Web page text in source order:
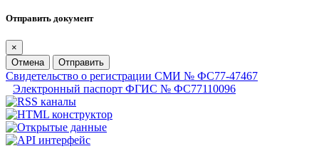
Отправить документ
×
Отмена
Отправить
Свидетельство о регистрации СМИ № ФС77-47467
Электронный паспорт ФГИС № ФС77110096